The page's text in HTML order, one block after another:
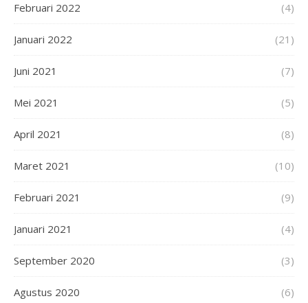
Februari 2022 (4)
Januari 2022 (21)
Juni 2021 (7)
Mei 2021 (5)
April 2021 (8)
Maret 2021 (10)
Februari 2021 (9)
Januari 2021 (4)
September 2020 (3)
Agustus 2020 (6)